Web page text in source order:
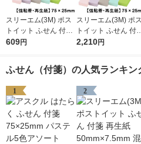
スリーエム(3M) ポス
トイット ふせん 付箋
強粘着・再生紙 75m
500-5SSAP2
609円
スリーエム(3M) ポス
トイット ふせん 付
強粘着・再生紙 75m
-AP2
2,210円
ふせん（付箋）の人気ランキン
1 2